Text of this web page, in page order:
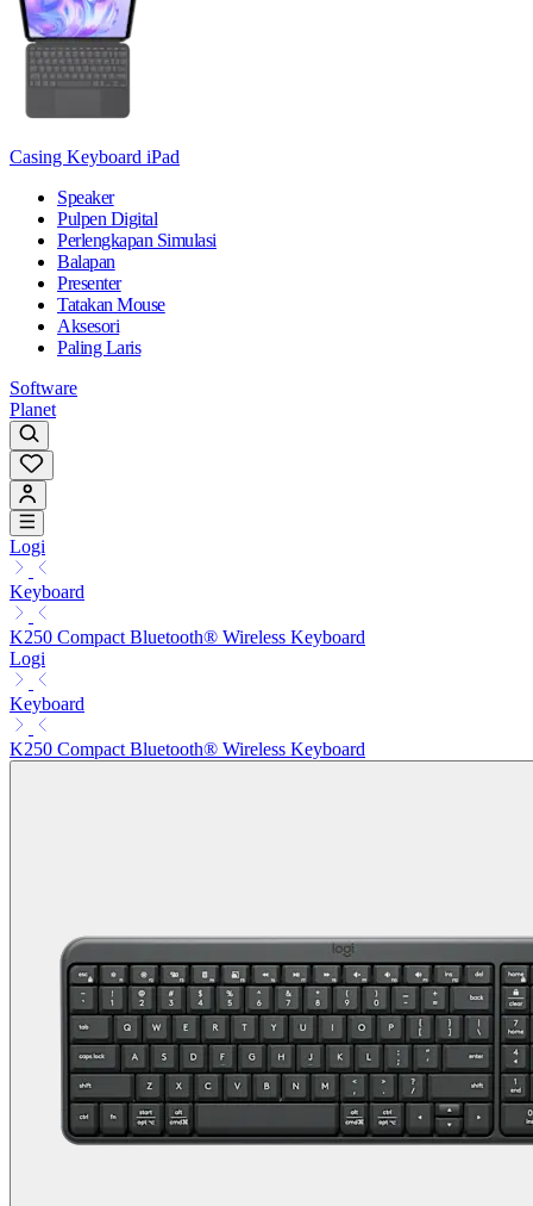
Casing Keyboard iPad
Speaker
Pulpen Digital
Perlengkapan Simulasi
Balapan
Presenter
Tatakan Mouse
Aksesori
Paling Laris
Software
Planet
Logi
Keyboard
K250 Compact Bluetooth® Wireless Keyboard
Logi
Keyboard
K250 Compact Bluetooth® Wireless Keyboard